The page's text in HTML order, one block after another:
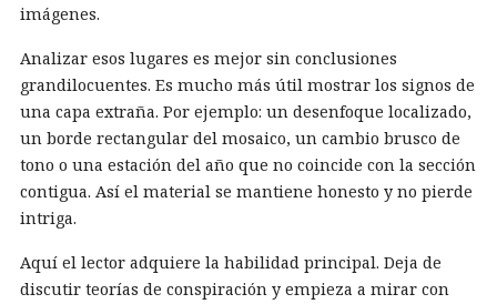
imágenes.
Analizar esos lugares es mejor sin conclusiones
grandilocuentes. Es mucho más útil mostrar los signos de
una capa extraña. Por ejemplo: un desenfoque localizado,
un borde rectangular del mosaico, un cambio brusco de
tono o una estación del año que no coincide con la sección
contigua. Así el material se mantiene honesto y no pierde
intriga.
Aquí el lector adquiere la habilidad principal. Deja de
discutir teorías de conspiración y empieza a mirar con